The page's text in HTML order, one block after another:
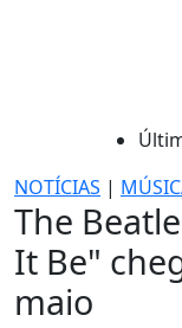
NOTÍCIAS |
The
It Be"
maio